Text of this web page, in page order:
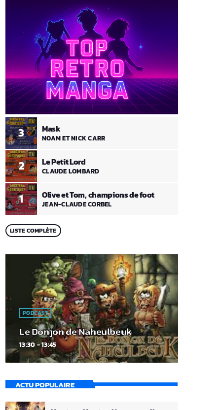
1 Olive et Tom, champions de foot
JEAN-CLAUDE CORBEL
2 Le Petit Lord
CLAUDE LOMBARD
3 Mask
NOAM ET NICK CARR
LISTE COMPLÈTE
PODCAST
Le Donjon de Naheulbeuk
13:30 - 13:45
ACTU POPULAIRE